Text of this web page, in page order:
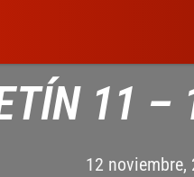
11
12 noviembre,